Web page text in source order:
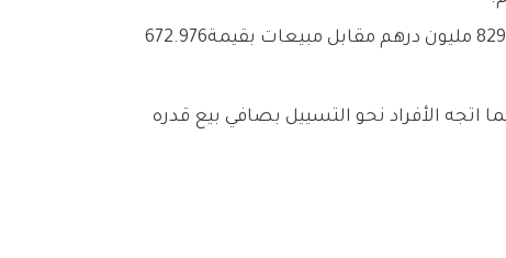
واتجهت‭ ‬المؤسسات‭ ‬نحو‭ ‬الاستثمار‭ ‬بصافي‭ ‬شراء‭ ‬قدره‭ ‬156‭.‬450‭ ‬مليون‭ ‬درهم،‭ ‬حيث‭ ‬بلغت‭ ‬مشترياتهم‭ ‬829‭.‬426‭ ‬مليون‭ ‬درهم‭ ‬مقابل‭ ‬مبيعات‭ ‬بقيمة‭ ‬672‭.‬976‭